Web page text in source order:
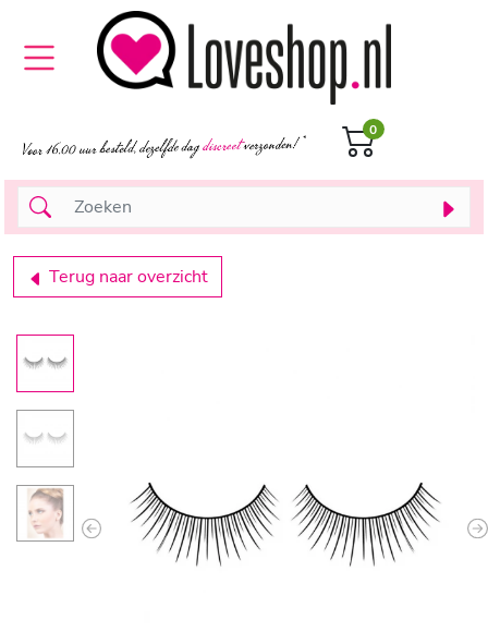
0
Terug naar overzicht
Previous